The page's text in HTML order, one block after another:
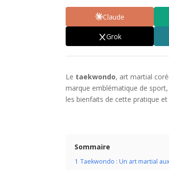
Claude
Grok
Le taekwondo, art martial
marque emblématique de
les bienfaits de cette pratique
Sommaire
1 Taekwondo : Un art martial